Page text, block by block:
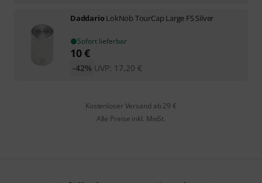
DaddarioLokNob TourCap Large FS Silver
Sofort lieferbar
10€
UVP: 17,20 €
-42%
Kostenloser Versand ab 29 €
Alle Preise inkl. MwSt.